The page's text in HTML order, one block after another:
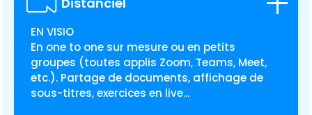
EN VISIO
En one to one sur mesure ou en petits
groupes (toutes applis Zoom, Teams, Meet,
etc.). Partage de documents, affichage de
sous-titres, exercices en live...